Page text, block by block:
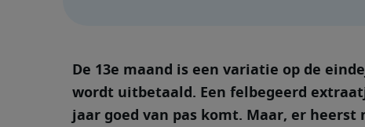
De 13e maand is een variatie op de
wordt uitbetaald. Een felbegeerd
jaar goed van pas komt. Maar, er